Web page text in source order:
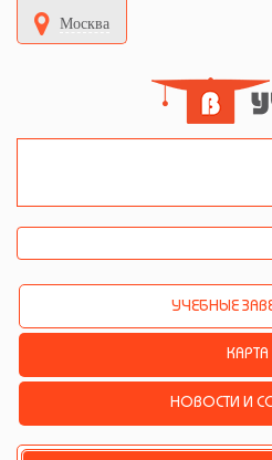
Москва
УЧЕБНЫЕ
КАРТА
НОВОСТИ И